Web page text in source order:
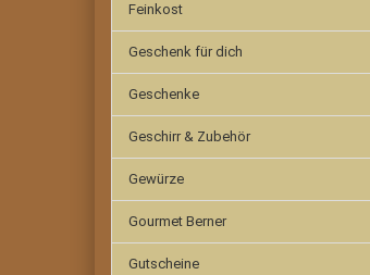
Feinkost
Geschenk für dich
Geschenke
Geschirr & Zubehör
Gewürze
Gourmet Berner
Gutscheine